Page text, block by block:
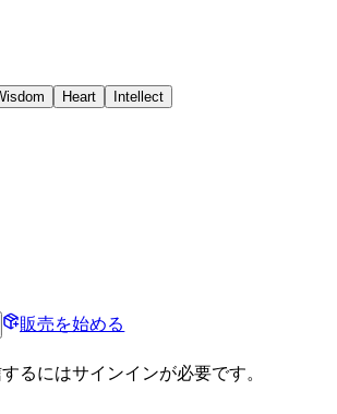
Heart Intellect
販売を始める
るにはサインインが必要です。